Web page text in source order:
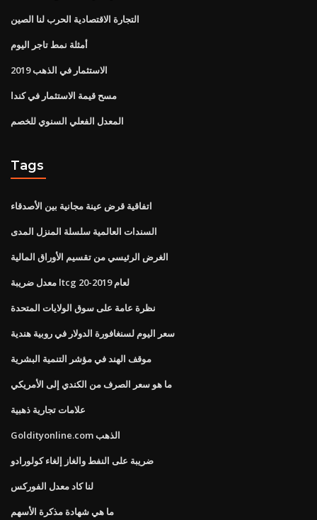
التجارة الاقتصادية الحرب لنا الصين
أمثلة نمط تاجر اليوم
الاستثمار في الذهب 2019
مسح قيمة الاستثمار في كندا
المعدل الفعلي السنوي للخصم
Tags
اتفاقية قرض عينة مجانية بين الأصدقاء
السندات العالمية سلسلة المنزل المدى
الغرض الرئيسي من تقسيم الأوراق المالية
معدل ضريبة ltcg لعام 2019-20
نظرة عامة على سوق الولايات المتحدة
سعر اليوم لسنغافورة الدولار في روبية هندية
موقف الهند في مؤشر التنمية البشرية
ما هو سعر الصرف من الكندي إلى الأمريكي
علامات تجارية ذهبية
Goldityonline.com الذهب
ضريبة على النفط والغاز إلغاء كولورادو
لنا كاد معدل الفوركس
ما هي شهادة مذكرة الأسهم